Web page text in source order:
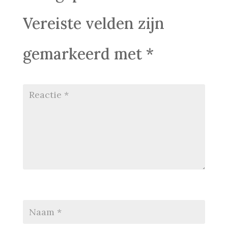
Vereiste velden zijn
gemarkeerd met *